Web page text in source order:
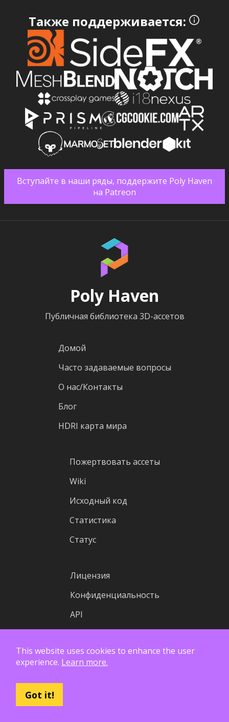
Также поддерживается:
Вступайте в наши ряды, поддержите Poly Haven
на Patreon
Poly Haven
Публичная библиотека 3D-ассетов
Домой
Часто задаваемые вопросы
О нас/Контакты
Блог
HDRI карта мира
Пожертвовать ассеты
Wiki
Исходный код
Статистика
Статус
Лицензия
Конфиденциальность
API
Финансовые отчеты
This website uses cookies to enhance the user
experience. Learn more.
Got it!